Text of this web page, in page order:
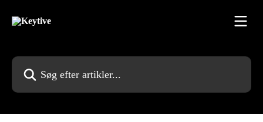
Søg efter artikler...